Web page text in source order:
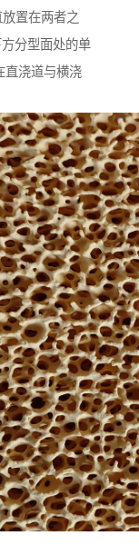
置在两者之
分型面处的单
直浇道与横浇